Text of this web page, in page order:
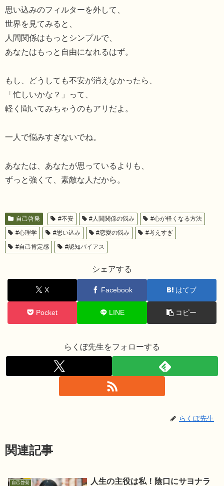
思い込みのフィルターを外して、
世界を見てみると、
人間関係はもっとシンプルで、
あなたはもっと自由になれるはず。
もし、どうしても不安が消えなかったら、
「忙しいかな？」って、
軽く聞いてみちゃうのもアリだよ。
一人で悩みすぎないでね。
あなたは、あなたが思っているよりも、
ずっと強くて、素敵な人だから。
自己啓発 #不安 #人間関係の悩み
#心が軽くなる方法
#心理学
#思い込み #恋愛の悩み
#考えすぎ
#自己肯定感
#認知バイアス
シェアする
X Facebook はてブ
Pocket LINE コピー
らくぼ先生をフォローする
らくぼ先生
関連記事
自己啓発
人生の主役は私！陰口にサヨナラ